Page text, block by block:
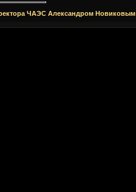
ЧАЭС Александром Новиковым